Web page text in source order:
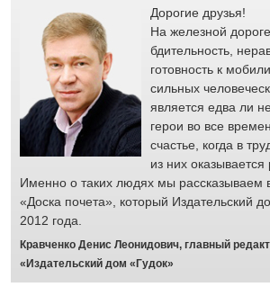
Дорогие друзья!
На железной
бдительность,
готовность к
сильных
является едва ли
герои во все
счастье, когда в
из них
Именно о таких людях мы рассказываем
«Доска почета», который Издательский
2012 года.
Кравченко Денис Леонидович, главный
«Издательский дом «Гудок»